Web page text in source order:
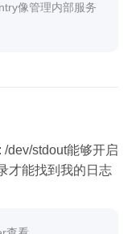
像管理内部服务
dev/stdout能够开启
才能找到我的日志